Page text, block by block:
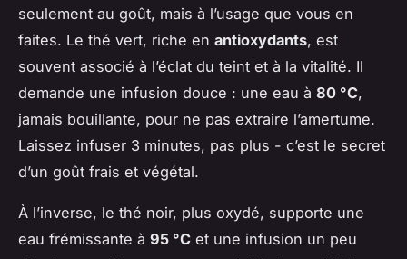
seulement au goût, mais à l’usage que vous en
faites. Le thé vert, riche en antioxydants, est
souvent associé à l’éclat du teint et à la vitalité. Il
demande une infusion douce : une eau à 80 °C,
jamais bouillante, pour ne pas extraire l’amertume.
Laissez infuser 3 minutes, pas plus - c’est le secret
d’un goût frais et végétal.
À l’inverse, le thé noir, plus oxydé, supporte une
eau frémissante à 95 °C et une infusion un peu